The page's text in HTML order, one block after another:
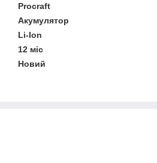
Procraft
Акумулятор
Li-Ion
12 міс
Новий